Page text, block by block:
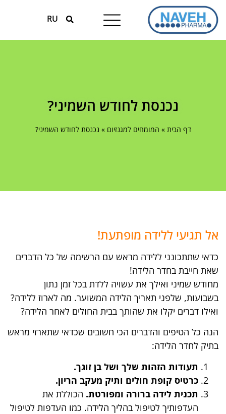
RU
נכנסת לחודש השמיני?
דף הבית » המומחים למגנזיום » נכנסת לחודש השמיני?
אל תגיעי ללידה מופתעת!
כדאי שתתכונני ללידה מראש עם הרשימה של כל הדברים
שאת חייבת בחדר הלידה!
מחודש שמיני ואילך את עשויה ללדת בכל זמן נתון
בשבועות, שלפני תאריך הלידה המשוער. מה לארוז ללידה?
ואילו דברים יקלו את שהותך בבית החולים לאחר הלידה?
הנה כל הטיפים והדברים הכי חשובים שכדאי שתארזי מראש
בתיק לחדר הלידה:
תעודות הזהות שלך ושל בן זוגך.
כרטיס קופת חולים ותיק מעקב הריון.
תכנית לידה ברורה ומפורטת. הכוללת את
העדפותיך לטיפול בהליך הלידה. כמו העדפות לטיפול